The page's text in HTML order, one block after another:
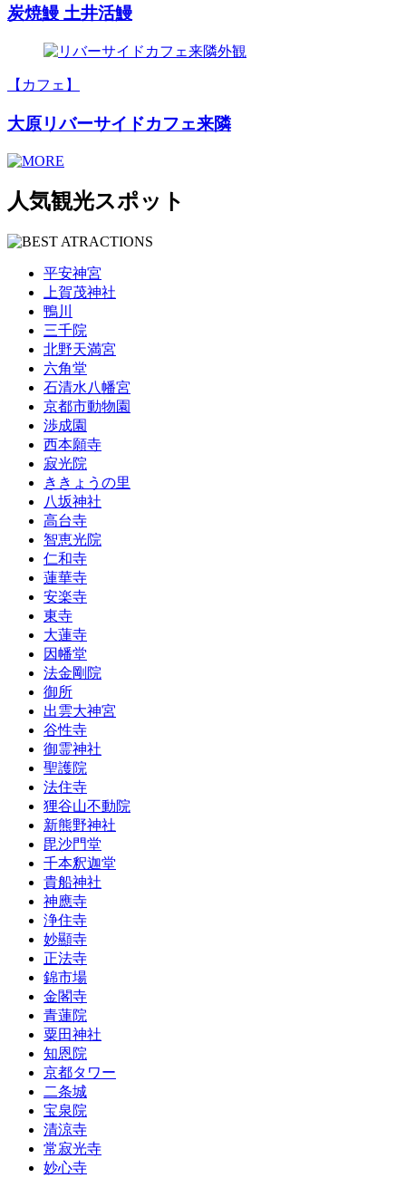
炭焼鰻 土井活鰻
【カフェ】
大原リバーサイドカフェ来隣
人気観光スポット
平安神宮
上賀茂神社
鴨川
三千院
北野天満宮
六角堂
石清水八幡宮
京都市動物園
渉成園
西本願寺
寂光院
ききょうの里
八坂神社
高台寺
智恵光院
仁和寺
蓮華寺
安楽寺
東寺
大蓮寺
因幡堂
法金剛院
御所
出雲大神宮
谷性寺
御霊神社
聖護院
法住寺
狸谷山不動院
新熊野神社
毘沙門堂
千本釈迦堂
貴船神社
神應寺
浄住寺
妙顯寺
正法寺
錦市場
金閣寺
青蓮院
粟田神社
知恩院
京都タワー
二条城
宝泉院
清涼寺
常寂光寺
妙心寺